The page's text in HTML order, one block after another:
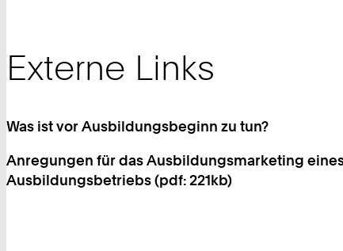
Externe Links
Was ist vor Ausbildungsbeginn zu tun?
Anregungen für das Ausbildungsmarketing eines
Ausbildungsbetriebs (pdf: 221kb)